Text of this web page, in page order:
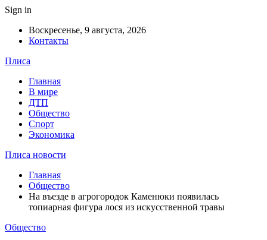
Sign in
Воскресенье, 9 августа, 2026
Контакты
Плиса
Главная
В мире
ДТП
Общество
Спорт
Экономика
Плиса новости
Главная
Общество
На въезде в агрогородок Каменюки появилась
топиарная фигура лося из искусственной травы
Общество